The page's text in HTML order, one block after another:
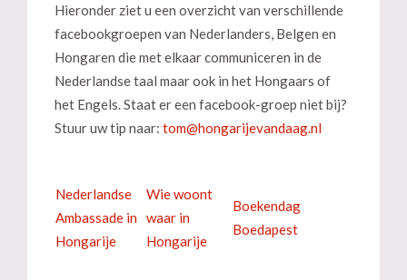
Hieronder ziet u een overzicht van verschillende
facebookgroepen van Nederlanders, Belgen en
Hongaren die met elkaar communiceren in de
Nederlandse taal maar ook in het Hongaars of
het Engels. Staat er een facebook-groep niet bij?
Stuur uw tip naar:
Nederlandse
Ambassade in
Hongarije
Wie woont
waar in
Hongarije
Boekendag
Boedapest